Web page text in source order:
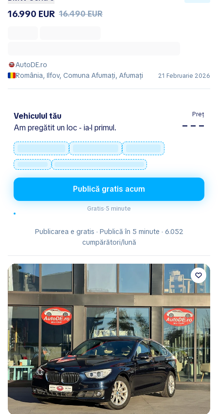
16.990 EUR 16.490 EUR
AutoDE.ro
România, Ilfov, Comuna Afumaţi, Afumaţi
21 Februarie 2026
Vehiculul tău
Am pregătit un loc - ia-l primul.
Preț
– – –
Publică gratis acum
Gratis·5 minute
Publicarea e gratis · Publică în 5 minute · 6.052
cumpărători/lună